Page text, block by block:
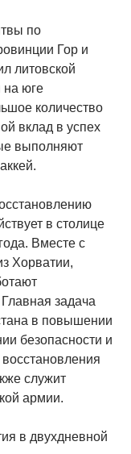
по
Гор и
литовской
на юге
количество
вклад в успех
выполняют
в столице
Вместе с
Хорватии,
задача
в повышении
безопасности и
служит
армии.
в двухдневной